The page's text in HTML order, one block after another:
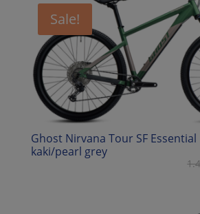
Sale!
Ghost Nirvana Tour SF Essential
kaki/pearl grey